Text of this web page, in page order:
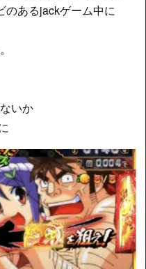
のあるjackゲーム中に
いか